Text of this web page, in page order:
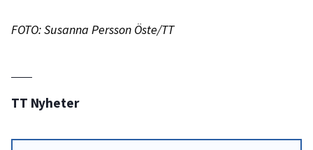
FOTO: Susanna Persson Öste/TT
TT Nyheter